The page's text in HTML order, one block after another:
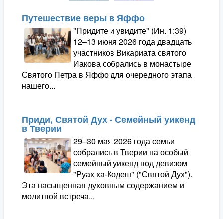
Путешествие веры в Яффо
"Придите и увидите" (Ин. 1:39)
12–13 июня 2026 года двадцать
участников Викариата святого
Иакова собрались в монастыре
Святого Петра в Яффо для очередного этапа
нашего...
Приди, Святой Дух - Семейный уикенд
в Тверии
29–30 мая 2026 года семьи
собрались в Тверии на особый
семейный уикенд под девизом
"Руах ха-Кодеш" ("Святой Дух").
Эта насыщенная духовным содержанием и
молитвой встреча...